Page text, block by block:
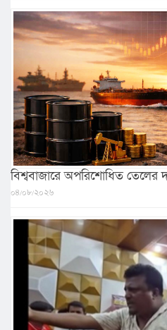
বিশ্ববাজারে অপরিশোধিত তেলের
০৪/০৮/২০২৬